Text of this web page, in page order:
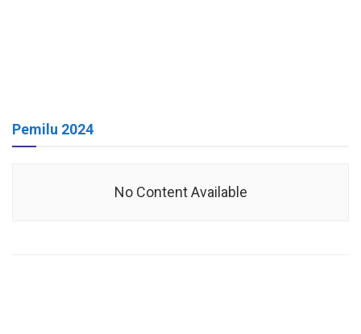
Pemilu 2024
No Content Available